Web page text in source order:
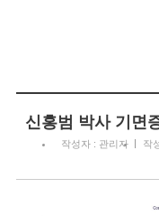
신홍범 박사 기면
작성자 : 관리자 작